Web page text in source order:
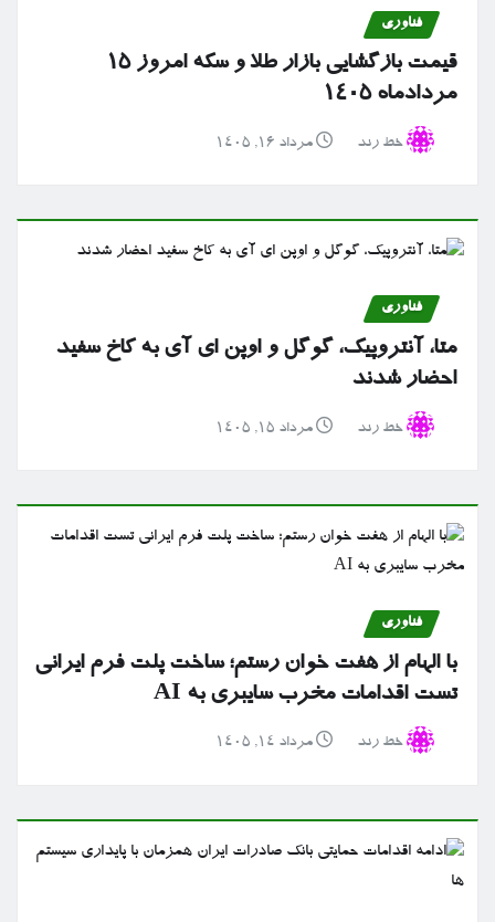
فناوری
قیمت بازگشایی بازار طلا و سکه امروز ۱۵
مردادماه ۱۴۰۵
خط رند مرداد ۱۶, ۱۴۰۵
فناوری
متا، آنتروپیک، گوگل و اوپن ای آی به کاخ سفید
احضار شدند
خط رند مرداد ۱۵, ۱۴۰۵
فناوری
با الهام از هفت خوان رستم؛ ساخت پلت فرم ایرانی
تست اقدامات مخرب سایبری به AI
خط رند مرداد ۱۴, ۱۴۰۵